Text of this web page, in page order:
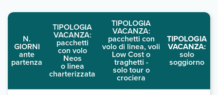
N.
GIORNI
ante
partenza
TIPOLOGIA
VACANZA:
pacchetti
con volo
Neos
o linea
charterizzata
TIPOLOGIA
VACANZA:
pacchetti con
volo di linea, voli
Low Cost o
traghetti -
solo tour o
crociera
TIPOLOGIA
VACANZA:
solo
soggiorno